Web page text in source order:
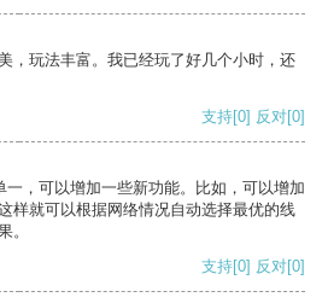
，玩法丰富。我已经玩了好几个小时，还
支持[0] 反对[0]
，可以增加一些新功能。比如，可以增加
样就可以根据网络情况自动选择最优的线
。
支持[0] 反对[0]